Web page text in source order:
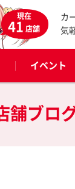
現在
41店舗
カ
気
イベント
舗ブロ